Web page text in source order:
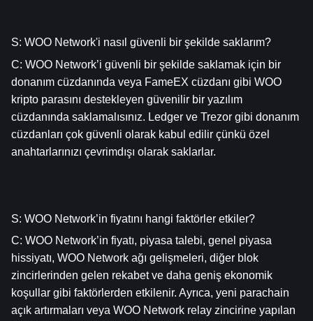
S: WOO Network'i nasıl güvenli bir şekilde saklarım?
C: WOO Network’i güvenli bir şekilde saklamak için bir
donanım cüzdanında veya FameEX cüzdanı gibi WOO
kripto parasını destekleyen güvenilir bir yazılım
cüzdanında saklamalısınız. Ledger ve Trezor gibi donanım
cüzdanları çok güvenli olarak kabul edilir çünkü özel
anahtarlarınızı çevrimdışı olarak saklarlar.
S: WOO Network’in fiyatını hangi faktörler etkiler?
C: WOO Network’in fiyatı, piyasa talebi, genel piyasa
hissiyatı, WOO Network ağı gelişmeleri, diğer blok
zincirlerinden gelen rekabet ve daha geniş ekonomik
koşullar gibi faktörlerden etkilenir. Ayrıca, yeni parachain
açık artırmaları veya WOO Network relay zincirine yapılan